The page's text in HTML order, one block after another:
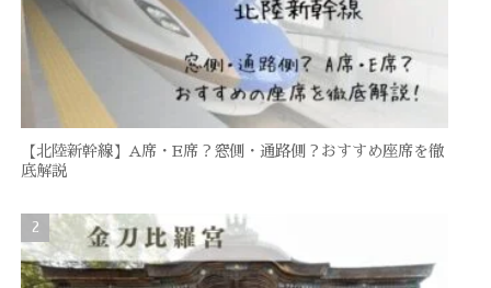
【北陸新幹線】A席・E席？窓側・通路側？おすすめ座席を徹
底解説